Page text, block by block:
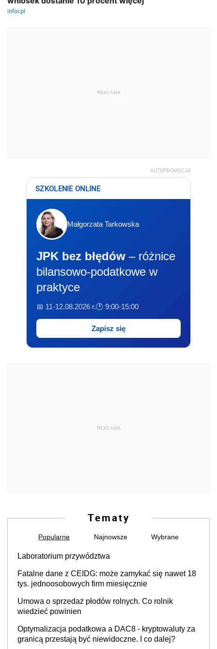
REKLAMA
AUTOPROMOCJA
SZKOLENIE ONLINE
Małgorzata Tarkowska
JPK bez błędów – różnice
bilansowo-podatkowe w
praktyce
📅 11-12.08.2026 r.🕐 9:00-15:00
Zapisz się
REKLAMA
Tematy
Popularne Najnowsze Wybrane
Laboratorium przywództwa
Fatalne dane z CEIDG: może zamykać się nawet 18
tys. jednoosobowych firm miesięcznie
Umowa o sprzedaż płodów rolnych. Co rolnik
wiedzieć powinien
Optymalizacja podatkowa a DAC8 - kryptowaluty za
granicą przestają być niewidoczne. I co dalej?